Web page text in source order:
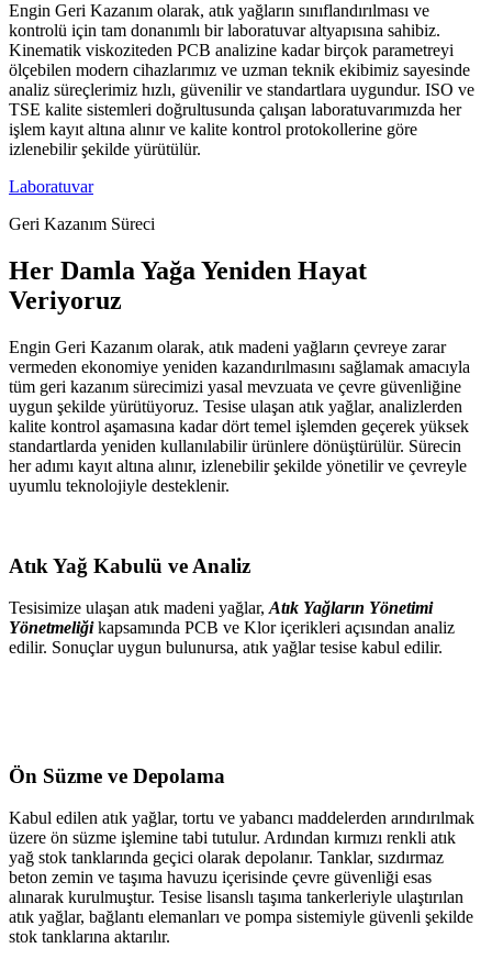
Engin Geri Kazanım olarak, atık yağların sınıflandırılması ve
kontrolü için tam donanımlı bir laboratuvar altyapısına sahibiz.
Kinematik viskoziteden PCB analizine kadar birçok parametreyi
ölçebilen modern cihazlarımız ve uzman teknik ekibimiz sayesinde
analiz süreçlerimiz hızlı, güvenilir ve standartlara uygundur. ISO ve
TSE kalite sistemleri doğrultusunda çalışan laboratuvarımızda her
işlem kayıt altına alınır ve kalite kontrol protokollerine göre
izlenebilir şekilde yürütülür.
Laboratuvar
Geri Kazanım Süreci
Her Damla Yağa Yeniden Hayat
Veriyoruz
Engin Geri Kazanım olarak, atık madeni yağların çevreye zarar
vermeden ekonomiye yeniden kazandırılmasını sağlamak amacıyla
tüm geri kazanım sürecimizi yasal mevzuata ve çevre güvenliğine
uygun şekilde yürütüyoruz. Tesise ulaşan atık yağlar, analizlerden
kalite kontrol aşamasına kadar dört temel işlemden geçerek yüksek
standartlarda yeniden kullanılabilir ürünlere dönüştürülür. Sürecin
her adımı kayıt altına alınır, izlenebilir şekilde yönetilir ve çevreyle
uyumlu teknolojiyle desteklenir.
Atık Yağ Kabulü ve Analiz
Tesisimize ulaşan atık madeni yağlar,Atık Yağların Yönetimi
Yönetmeliğikapsamında PCB ve Klor içerikleri açısından analiz
edilir. Sonuçlar uygun bulunursa, atık yağlar tesise kabul edilir.
Ön Süzme ve Depolama
Kabul edilen atık yağlar, tortu ve yabancı maddelerden arındırılmak
üzere ön süzme işlemine tabi tutulur. Ardından kırmızı renkli atık
yağ stok tanklarında geçici olarak depolanır. Tanklar, sızdırmaz
beton zemin ve taşıma havuzu içerisinde çevre güvenliği esas
alınarak kurulmuştur. Tesise lisanslı taşıma tankerleriyle ulaştırılan
atık yağlar, bağlantı elemanları ve pompa sistemiyle güvenli şekilde
stok tanklarına aktarılır.